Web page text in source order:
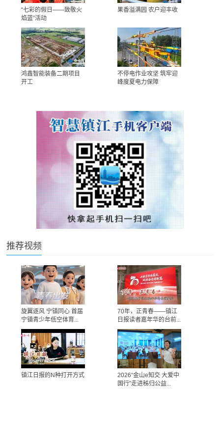
“七彩的假日——致敬火
焰蓝”活动
果香溢满园 农户迎丰收
鸿鑫智能装备二期项目
开工
不停电作业攻坚 筑牢迎
峰度夏电力保障
推荐视频
旋翼逐风 宁镇同心 首届
宁镇青少年低空体育...
70年，正青春——镇江
日报读者嘉年华的台前...
镇江日报的N种打开方式
2026“金山e知交 大爱中
国行”走进秭归公益...